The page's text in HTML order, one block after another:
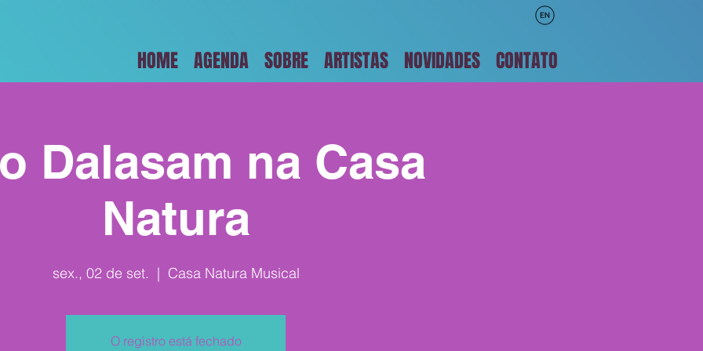
HOME AGENDA SOBRE ARTISTAS NOVIDADES CONTATO
Dalasam na Casa
Natura
sex., 02 de set.
  |
Casa Natura Musical
O registro está fechado